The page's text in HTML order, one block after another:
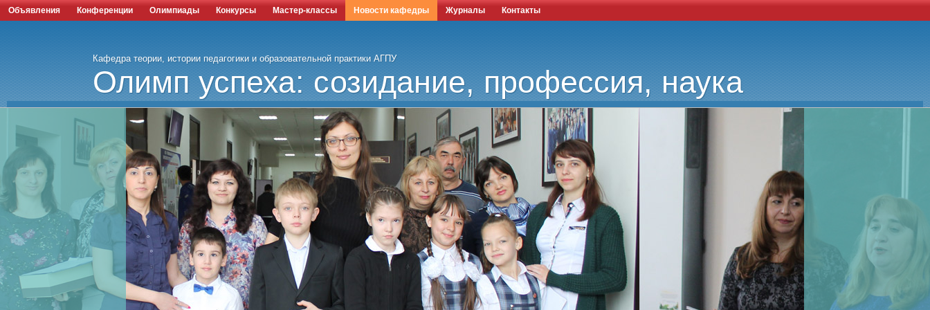
Объявления Конференции Олимпиады Конкурсы Мастер-классы Новости кафедры Журналы Контакты
Кафедра теории, истории педагогики и образовательной практики АГПУ
Олимп успеха: созидание, профессия, наука